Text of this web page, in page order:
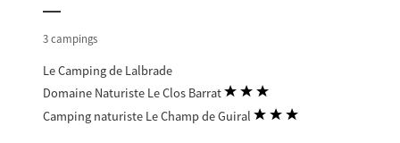
3 campings
Le Camping de Lalbrade
Domaine Naturiste Le Clos Barrat
Camping naturiste Le Champ de Guiral